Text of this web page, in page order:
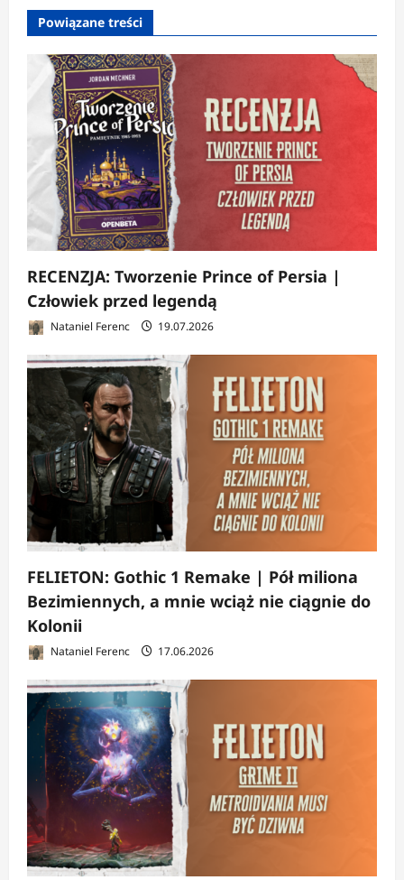
Powiązane treści
RECENZJA: Tworzenie Prince of Persia |
Człowiek przed legendą
Nataniel Ferenc 19.07.2026
FELIETON: Gothic 1 Remake | Pół miliona
Bezimiennych, a mnie wciąż nie ciągnie do
Kolonii
Nataniel Ferenc 17.06.2026